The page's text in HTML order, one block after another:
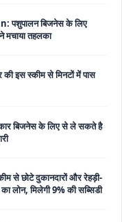
स्कीम से मिनटों में पास
बिजनेस के लिए से ले सकते है
छोटे दुकानदारों और रेहड़ी-
का लोन, मिलेगी 9% की सब्सिडी
स्वयं सहायता समूह
ऐसे करें आवेदन